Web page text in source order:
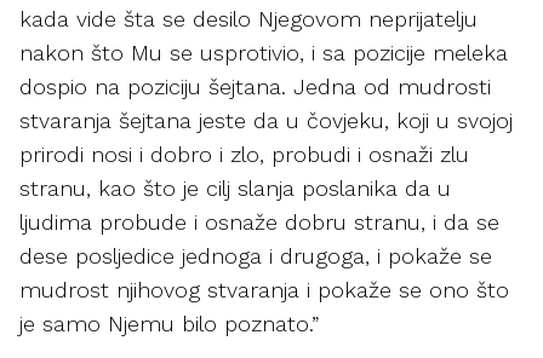
kada vide šta se desilo Njegovom neprijatelju
nakon što Mu se usprotivio, i sa pozicije meleka
dospio na poziciju šejtana. Jedna od mudrosti
stvaranja šejtana jeste da u čovjeku, koji u svojoj
prirodi nosi i dobro i zlo, probudi i osnaži zlu
stranu, kao što je cilj slanja poslanika da u
ljudima probude i osnaže dobru stranu, i da se
dese posljedice jednoga i drugoga, i pokaže se
mudrost njihovog stvaranja i pokaže se ono što
je samo Njemu bilo poznato.”